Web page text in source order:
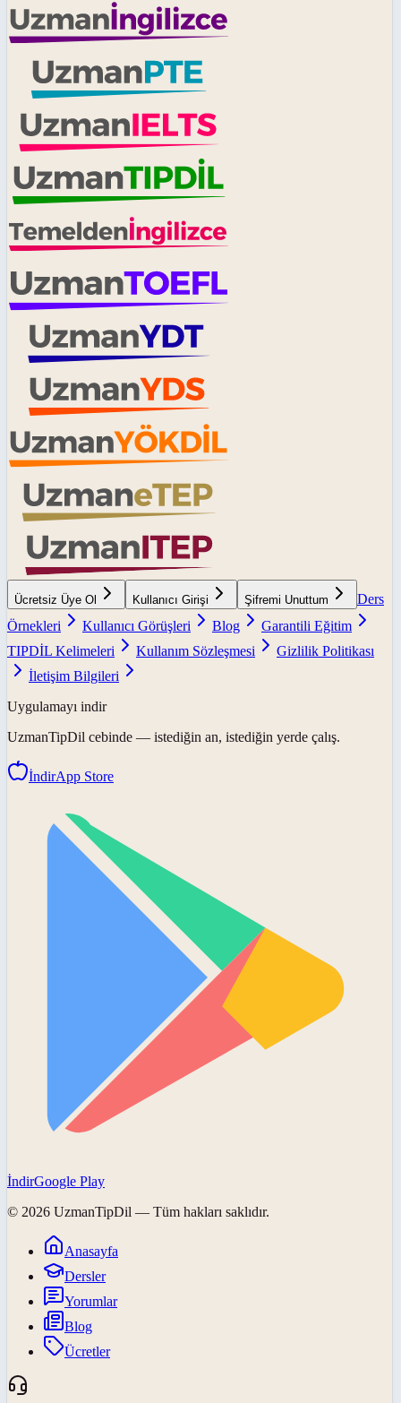
Ücretsiz Üye Ol Kullanıcı Girişi Şifremi Unuttum
Ders
Örnekleri
Kullanıcı Görüşleri Blog
Garantili Eğitim
TIPDİL Kelimeleri
Kullanım Sözleşmesi
Gizlilik Politikası
İletişim Bilgileri
Uygulamayı indir
UzmanTipDil cebinde — istediğin an, istediğin yerde çalış.
İndirApp Store
İndirGoogle Play
© 2026 UzmanTipDil — Tüm hakları saklıdır.
Anasayfa
Dersler
Yorumlar
Blog
Ücretler